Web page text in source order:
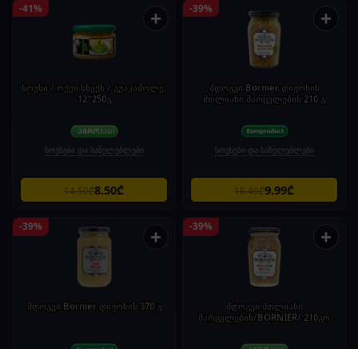
-41% +
სოუსი / ოქეი სნექს / გუაკამოლე,
12*250გ
სოუსები და სანელებლები
14.50₾8.50₾
-39% +
მდოგვი Bornier დიჟონის
მთლიანი მარცვლების 210 გ
სოუსები და სანელებლები
16.40₾9.99₾
-39% +
მდოგვი Bornier დიჟონის 370 გ
-39% +
მდოგვი მთლიანი
მარცვლების/BORNIER/ 210გრ